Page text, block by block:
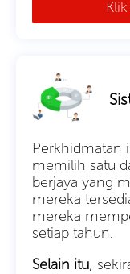
Perkhidmatan
memilih satu
berjaya yang
mereka
mereka
setiap tahun.
Selain itu,